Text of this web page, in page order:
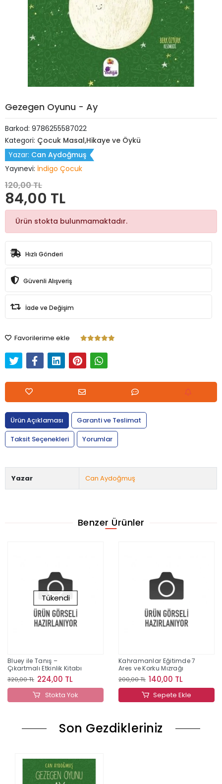
Gezegen Oyunu - Ay
Barkod: 9786255587022
Kategori: Çocuk Masal,Hikaye ve Öykü
Yazar: Can Aydoğmuş
Yayınevi: İndigo Çocuk
120,00 TL
84,00 TL
Ürün stokta bulunmamaktadır.
Hızlı Gönderi
Güvenli Alışveriş
İade ve Değişim
Favorilerime ekle
Ürün Açıklaması
Garanti ve Teslimat
Taksit Seçenekleri
Yorumlar
Yazar Can Aydoğmuş
Benzer Ürünler
Tükendi
Bluey ile Tanış –
Çıkartmalı Etkinlik Kitabı
320,00 TL 224,00 TL
Stokta Yok
Kahramanlar Eğitimde 7
Ares ve Korku Mızrağı
200,00 TL 140,00 TL
Sepete Ekle
Son Gezdikleriniz